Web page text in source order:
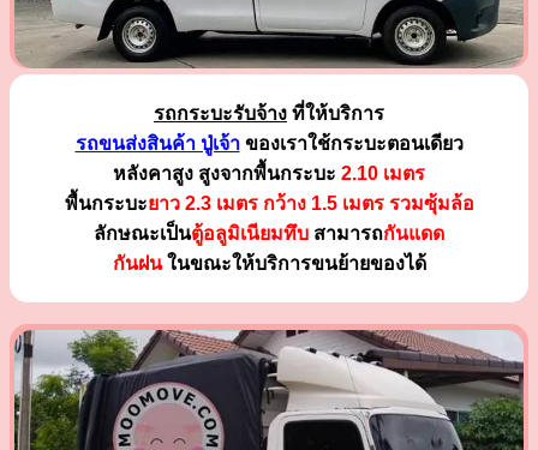
รถกระบะรับจ้าง ที่ให้บริการ
รถขนส่งสินค้า ปู่เจ้าของเราใช้กระบะตอนเดียว
หลังคาสูง สูงจากพื้นกระบะ 2.10 เมตร
พื้นกระบะยาว 2.3 เมตร กว้าง 1.5 เมตร รวมซุ้มล้อ
ลักษณะเป็นตู้อลูมิเนียมทึบ สามารถกันแดด
กันฝนในขณะให้บริการขนย้ายของได้